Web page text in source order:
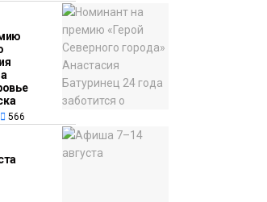
филиал
47
«квадратов»
площадок
566